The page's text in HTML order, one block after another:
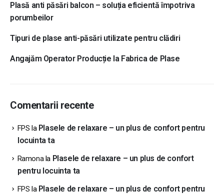
Plasă anti păsări balcon – soluția eficientă împotriva
porumbeilor
Tipuri de plase anti-păsări utilizate pentru clădiri
Angajăm Operator Producție la Fabrica de Plase
Comentarii recente
FPS la Plasele de relaxare – un plus de confort pentru
locuinta ta
Ramonala Plasele de relaxare – un plus de confort
pentru locuinta ta
FPS la Plasele de relaxare – un plus de confort pentru